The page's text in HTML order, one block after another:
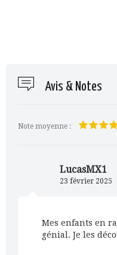
Avis & Notes
Note moyenne :
LucasMX1
23 février 2025
Mes enfants en
génial. Je les